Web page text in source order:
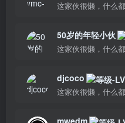
这家伙很懒，什么
50岁的年轻小伙
这家伙很懒，什么
djcoco
这家伙很懒，什么